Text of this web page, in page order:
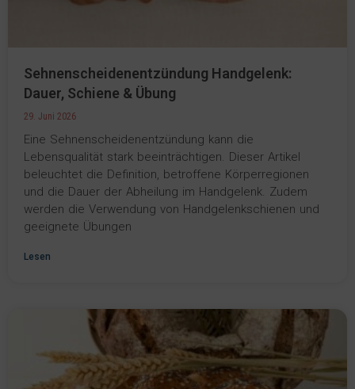
Sehnenscheidenentzündung Handgelenk:
Dauer, Schiene & Übung
29. Juni 2026
Eine Sehnenscheidenentzündung kann die
Lebensqualität stark beeinträchtigen. Dieser Artikel
beleuchtet die Definition, betroffene Körperregionen
und die Dauer der Abheilung im Handgelenk. Zudem
werden die Verwendung von Handgelenkschienen und
geeignete Übungen
Lesen